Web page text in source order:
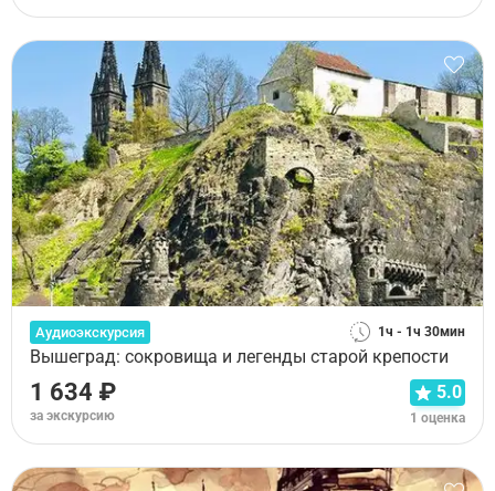
Аудиоэкскурсия 1ч - 1ч 30мин
Вышеград: сокровища и легенды старой крепости
1 634 ₽
за экскурсию
5.0
1 оценка